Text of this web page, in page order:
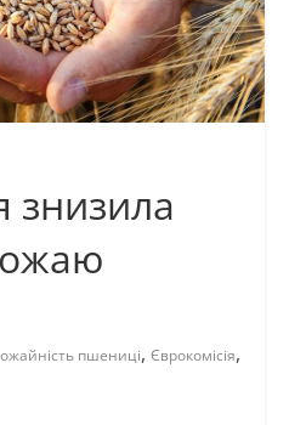
знизила
пшениці, Єврокомісія,